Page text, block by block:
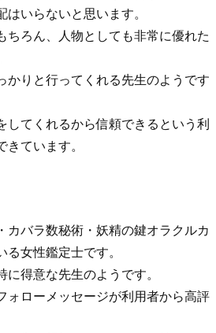
いらないと思います。
ちろん、人物としても非常に優れた
かりと行ってくれる先生のようです
してくれるから信頼できるという利
きています。
カバラ数秘術・妖精の鍵オラクルカ
女性鑑定士です。
に得意な先生のようです。
ォローメッセージが利用者から高評